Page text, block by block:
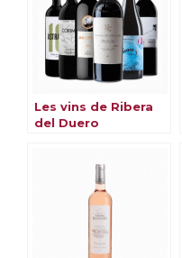
Les vins de Ribera
del Duero